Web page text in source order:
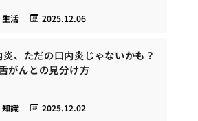
2025.12.06
生活
、ただの口内炎じゃないかも？
がんとの見分け方
2025.12.02
知識